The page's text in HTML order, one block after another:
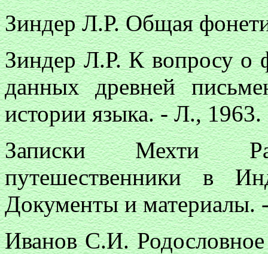
Зиндер Л.Р. Общая
Зиндер Л.Р. К вопросу о
данных древней
истории языка. - Л.,
Записки Мехти
путешественники в
Документы и
Иванов С.И.